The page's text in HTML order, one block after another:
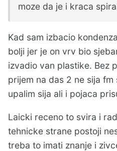
moze da je i kraca
Kad sam izbacio
bolji jer je on vrv bio
izvadio van plastike. Bez
prijem na das 2 ne sija
upalim sija ali i pojaca
Laicki receno to svira i
tehnicke strane postoji
treba to imati znanje i